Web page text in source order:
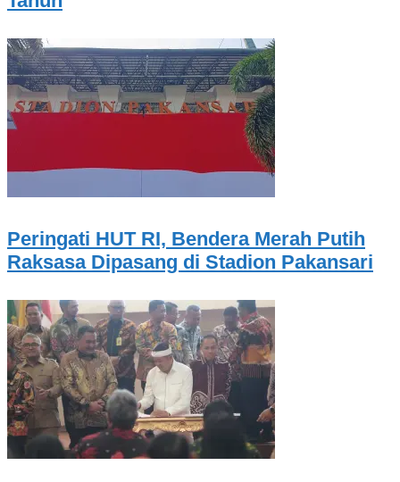
Peringati HUT RI, Bendera Merah Putih
Raksasa Dipasang di Stadion Pakansari